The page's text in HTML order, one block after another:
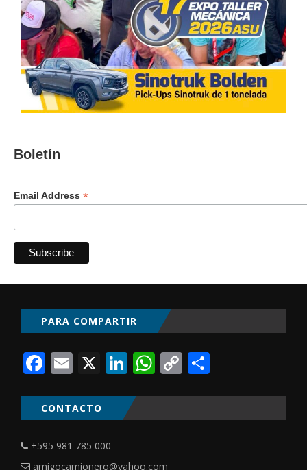
Boletín
Email Address *
PARA COMPARTIR
Facebook
Email
X LinkedIn
WhatsApp
Copy
CONTACTO
+595 981 785 000
amigocamionero@yahoo.com